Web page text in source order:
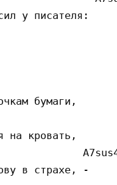
у писателя:
бумаги,
на кровать,
в страхе, -